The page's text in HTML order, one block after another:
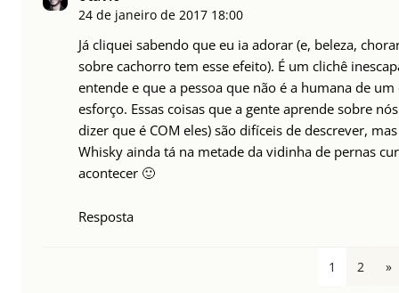
24 de janeiro de 2017 18:00
Já cliquei sabendo que eu ia adorar (e, beleza,
sobre cachorro tem esse efeito). É um clichê
entende e que a pessoa que não é a humana de
esforço. Essas coisas que a gente aprende sobre
dizer que é COM eles) são difíceis de descrever,
Whisky ainda tá na metade da vidinha de pernas
acontecer 🙂
Resposta
1 2 »